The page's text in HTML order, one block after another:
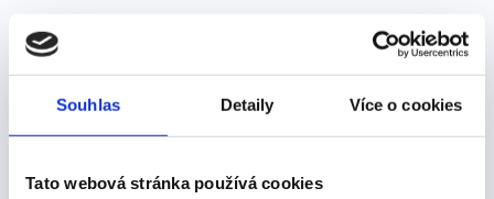
Souhlas Detaily Více o cookies
Tato webová stránka používá cookies
Look for - hledat něco/někoho
"I am looking for my glasses." (Hledám své